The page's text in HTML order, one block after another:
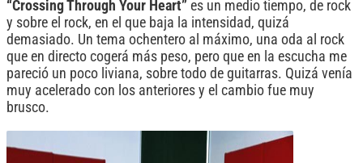
“Crossing Through Your Heart” es un medio tiempo, de rock
y sobre el rock, en el que baja la intensidad, quizá
demasiado. Un tema ochentero al máximo, una oda al rock
que en directo cogerá más peso, pero que en la escucha me
pareció un poco liviana, sobre todo de guitarras. Quizá venía
muy acelerado con los anteriores y el cambio fue muy
brusco.